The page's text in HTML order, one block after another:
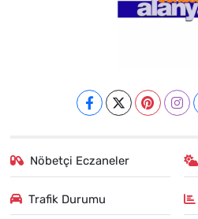
Nöbetçi Eczaneler
Trafik Durumu